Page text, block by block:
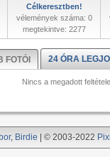
Célkeresztben!
vélemények száma: 0
megtekintve: 2277
FOTÓI 24 ÓRA
Nincs a megadott
, Birdie | © 2003-2022